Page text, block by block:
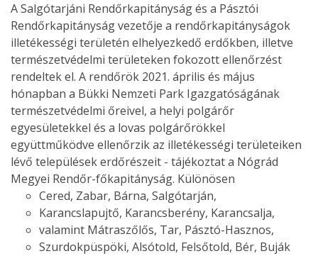
A Salgótarjáni Rendőrkapitányság és a Pásztói
Rendőrkapitányság vezetője a rendőrkapitányságok
illetékességi területén elhelyezkedő erdőkben, illetve
természetvédelmi területeken fokozott ellenőrzést
rendeltek el. A rendőrök 2021. április és május
hónapban a Bükki Nemzeti Park Igazgatóságának
természetvédelmi őreivel, a helyi polgárőr
egyesületekkel és a lovas polgárőrökkel
együttműködve ellenőrzik az illetékességi területeiken
lévő települések erdőrészeit - tájékoztat a Nógrád
Megyei Rendőr-főkapitányság. Különösen
Cered, Zabar, Bárna, Salgótarján,
Karancslapujtő, Karancsberény, Karancsalja,
valamint Mátraszőlős, Tar, Pásztó-Hasznos,
Szurdokpüspöki, Alsótold, Felsőtold, Bér, Buják